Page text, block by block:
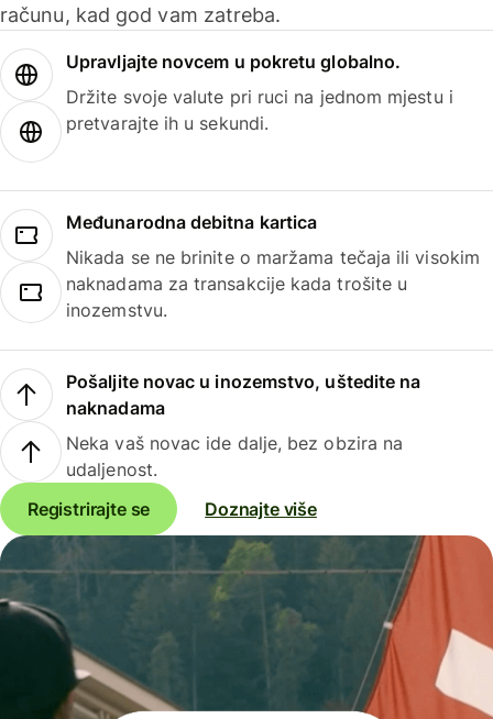
računu, kad god vam zatreba.
Upravljajte novcem u pokretu globalno.
Držite svoje valute pri ruci na jednom mjestu i
pretvarajte ih u sekundi.
Međunarodna debitna kartica
Nikada se ne brinite o maržama tečaja ili visokim
naknadama za transakcije kada trošite u
inozemstvu.
Pošaljite novac u inozemstvo, uštedite na
naknadama
Neka vaš novac ide dalje, bez obzira na
udaljenost.
Registrirajte se
Doznajte više